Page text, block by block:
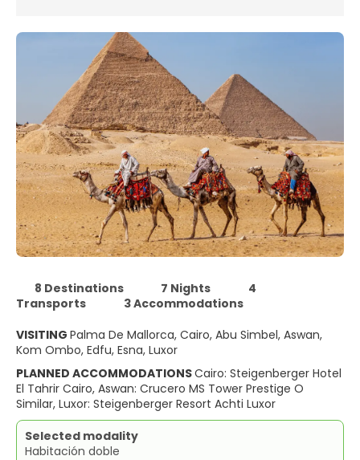
8 Destinations 7 Nights
4
Transports
3 Accommodations
VISITING Palma De Mallorca, Cairo, Abu Simbel, Aswan,
Kom Ombo, Edfu, Esna, Luxor
PLANNED ACCOMMODATIONSCairo: Steigenberger Hotel
El Tahrir Cairo, Aswan: Crucero MS Tower Prestige O
Similar, Luxor: Steigenberger Resort Achti Luxor
Selected modality
Habitación doble